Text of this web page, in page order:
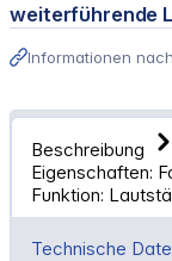
weiterführende
Informationen
Beschreibung
Eigenschaften:
Funktion:
Technische